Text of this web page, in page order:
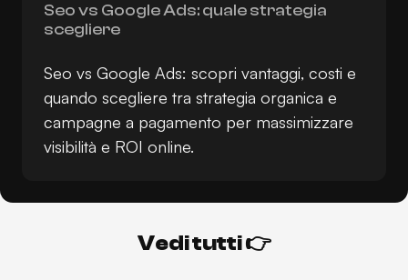
Seo vs Google Ads: quale strategia
scegliere
Seo vs Google Ads: scopri vantaggi, costi e
quando scegliere tra strategia organica e
campagne a pagamento per massimizzare
visibilità e ROI online.
Veditutti👉